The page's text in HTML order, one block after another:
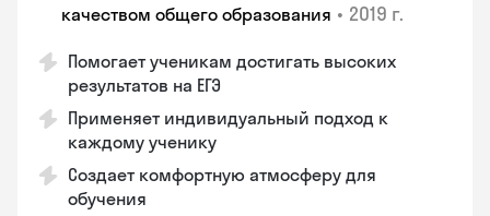
качеством общего образования • 2019 г.
Помогает ученикам достигать высоких
результатов на ЕГЭ
Применяет индивидуальный подход к
каждому ученику
Создает комфортную атмосферу для
обучения